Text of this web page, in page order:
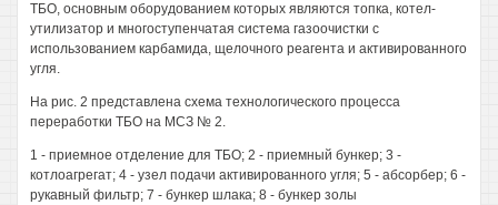
ТБО, основным оборудованием которых являются топка, котел-
утилизатор и многоступенчатая система газоочистки с
использованием карбамида, щелочного реагента и активированного
угля.
На рис. 2 представлена схема технологического процесса
переработки ТБО на МСЗ № 2.
1 - приемное отделение для ТБО; 2 - приемный бункер; 3 -
котлоагрегат; 4 - узел подачи активированного угля; 5 - абсорбер; 6 -
рукавный фильтр; 7 - бункер шлака; 8 - бункер золы